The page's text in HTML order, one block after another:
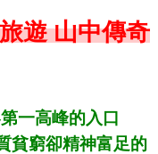
遊 山中傳奇
一高峰的入口
貧窮卻精神富足的